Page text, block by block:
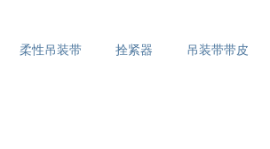
柔性吊装带 拴紧器 吊装带带皮